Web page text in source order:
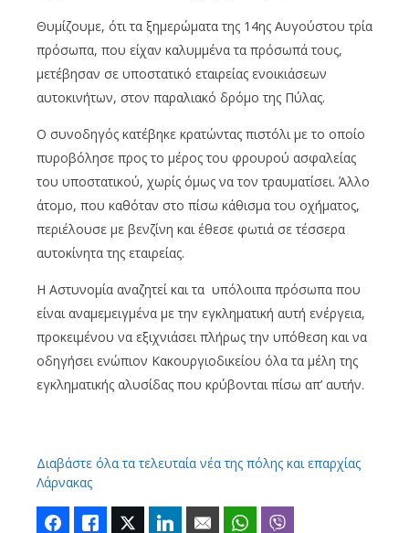
Θυμίζουμε, ότι τα ξημερώματα της 14ης Αυγούστου τρία
πρόσωπα, που είχαν καλυμμένα τα πρόσωπά τους,
μετέβησαν σε υποστατικό εταιρείας ενοικιάσεων
αυτοκινήτων, στον παραλιακό δρόμο της Πύλας.
Ο συνοδηγός κατέβηκε κρατώντας πιστόλι με το οποίο
πυροβόλησε προς το μέρος του φρουρού ασφαλείας
του υποστατικού, χωρίς όμως να τον τραυματίσει. Άλλο
άτομο, που καθόταν στο πίσω κάθισμα του οχήματος,
περιέλουσε με βενζίνη και έθεσε φωτιά σε τέσσερα
αυτοκίνητα της εταιρείας.
Η Αστυνομία αναζητεί και τα υπόλοιπα πρόσωπα που
είναι αναμεμειγμένα με την εγκληματική αυτή ενέργεια,
προκειμένου να εξιχνιάσει πλήρως την υπόθεση και να
οδηγήσει ενώπιον Κακουργιοδικείου όλα τα μέλη της
εγκληματικής αλυσίδας που κρύβονται πίσω απ’ αυτήν.
Διαβάστε όλα τα τελευταία νέα της πόλης και επαρχίας
Λάρνακας
FacebookLike Twitter LinkedIn Email WhatsApp